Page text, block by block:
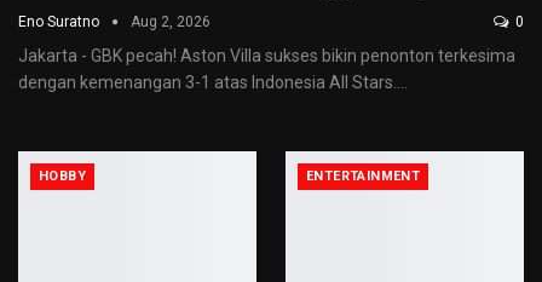
Eno Suratno Aug 2, 2026 0
Jakarta - GBK pecah! Aston Villa sukses bikin penonton terkesima
dengan kemenangan 3-1 atas Indonesia All Stars.
HOBBY ENTERTAINMENT